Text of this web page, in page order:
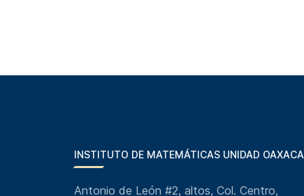
INSTITUTO DE MATEMÁTICAS UNIDAD OAXACA
Antonio de León #2, altos, Col. Centro,